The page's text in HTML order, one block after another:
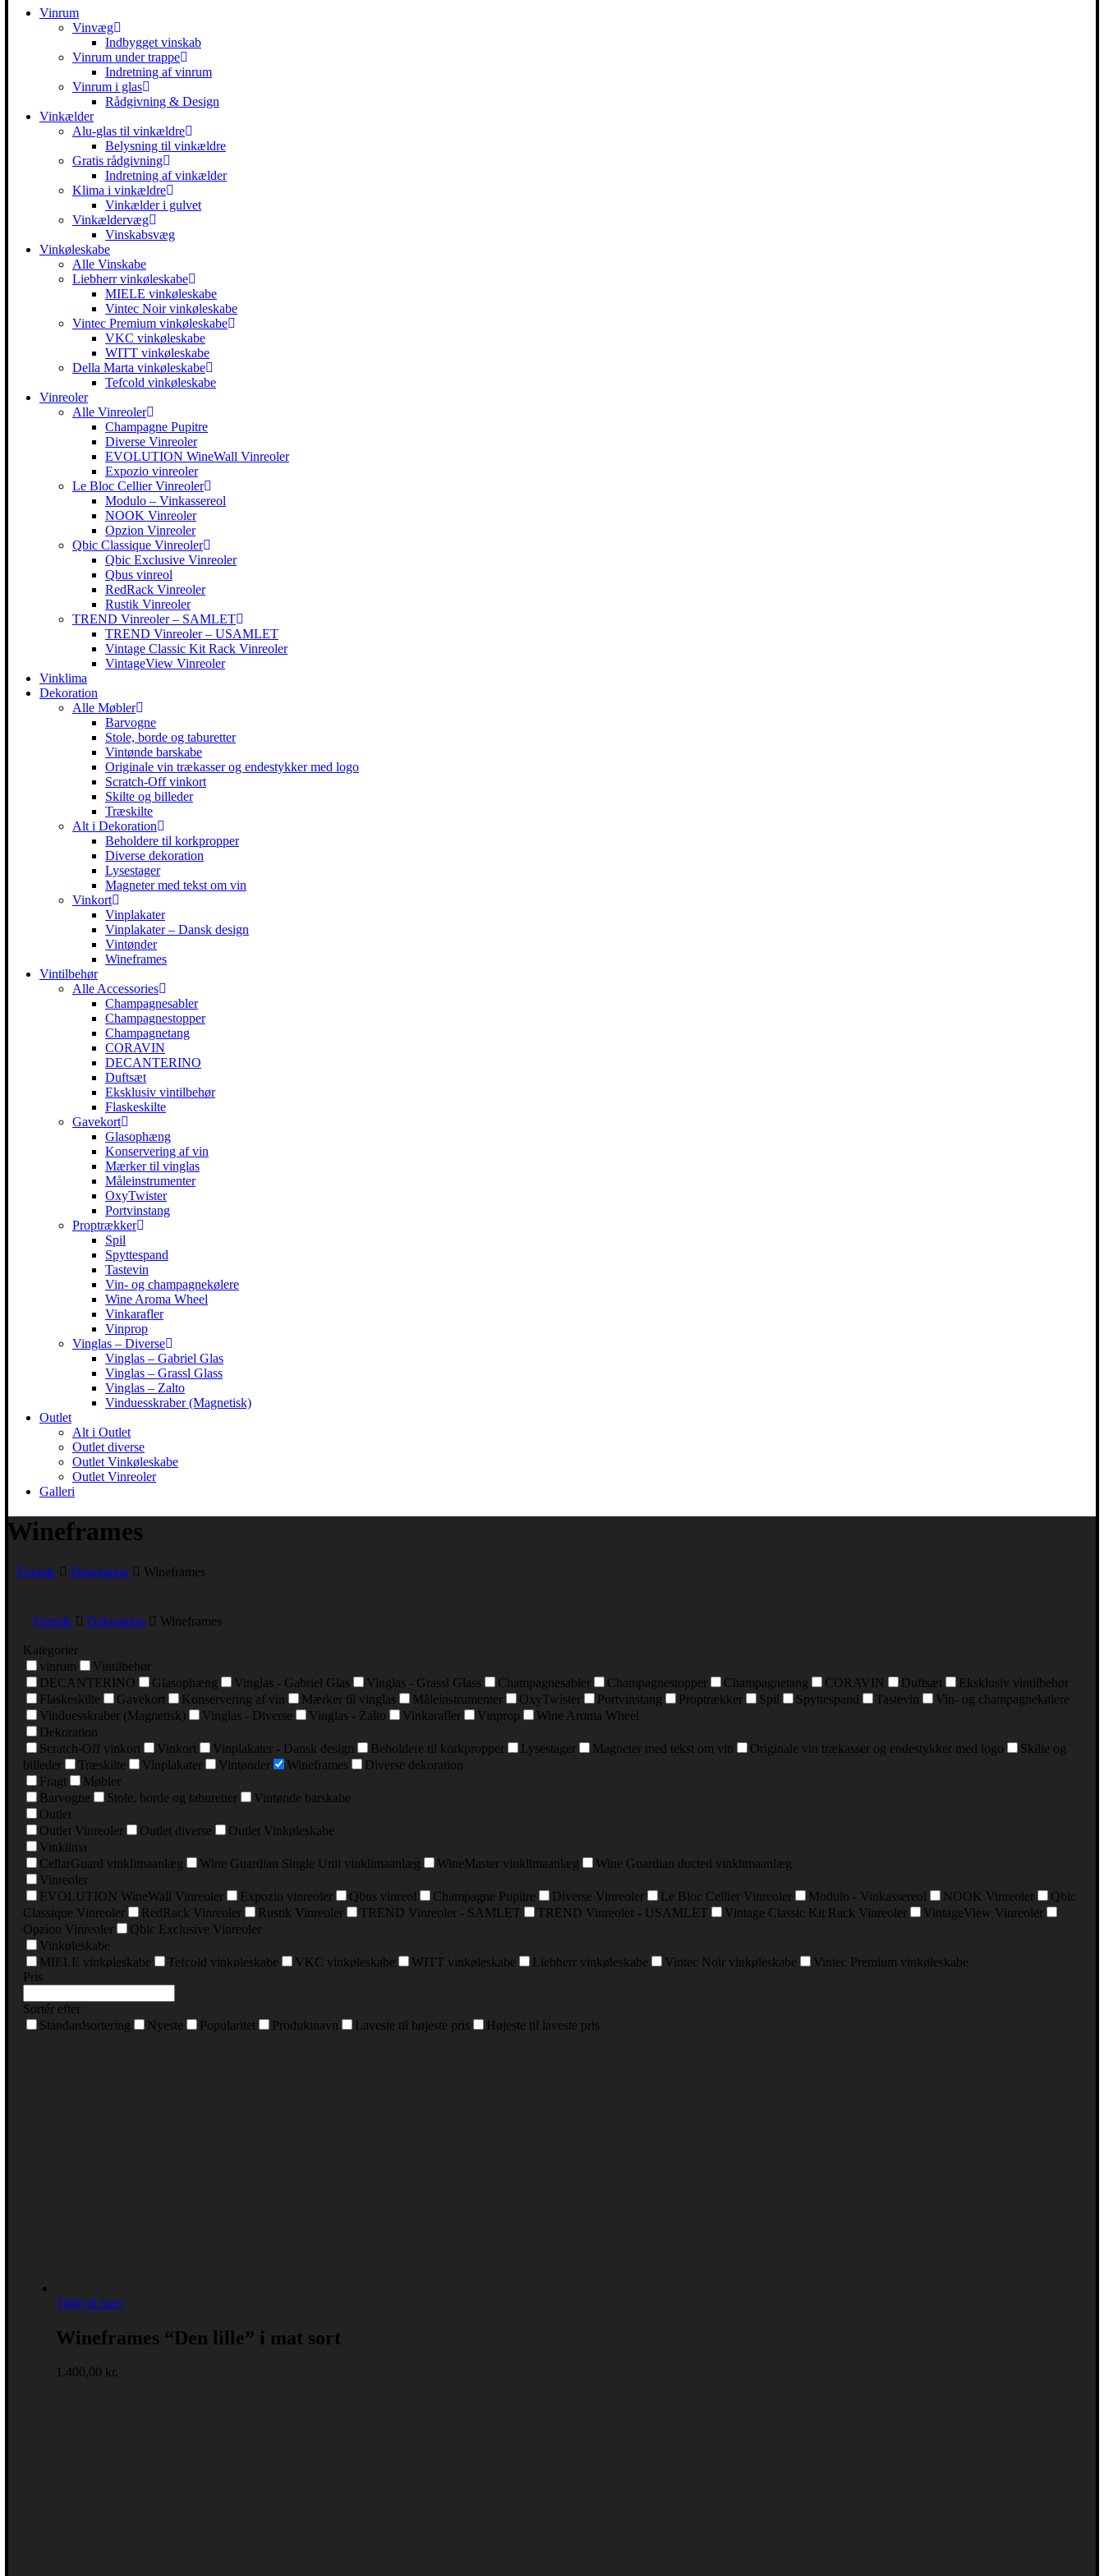
Vinrum
Vinvæg
Indbygget vinskab
Vinrum under trappe
Indretning af vinrum
Vinrum i glas
Rådgivning & Design
Vinkælder
Alu-glas til vinkældre
Belysning til vinkældre
Gratis rådgivning
Indretning af vinkælder
Klima i vinkældre
Vinkælder i gulvet
Vinkældervæg
Vinskabsvæg
Vinkøleskabe
Alle Vinskabe
Liebherr vinkøleskabe
MIELE vinkøleskabe
Vintec Noir vinkøleskabe
Vintec Premium vinkøleskabe
VKC vinkøleskabe
WITT vinkøleskabe
Della Marta vinkøleskabe
Tefcold vinkøleskabe
Vinreoler
Alle Vinreoler
Champagne Pupitre
Diverse Vinreoler
EVOLUTION WineWall Vinreoler
Expozio vinreoler
Le Bloc Cellier Vinreoler
Modulo – Vinkassereol
NOOK Vinreoler
Opzion Vinreoler
Qbic Classique Vinreoler
Qbic Exclusive Vinreoler
Qbus vinreol
RedRack Vinreoler
Rustik Vinreoler
TREND Vinreoler – SAMLET
TREND Vinreoler – USAMLET
Vintage Classic Kit Rack Vinreoler
VintageView Vinreoler
Vinklima
Dekoration
Alle Møbler
Barvogne
Stole, borde og taburetter
Vintønde barskabe
Originale vin trækasser og endestykker med logo
Scratch-Off vinkort
Skilte og billeder
Træskilte
Alt i Dekoration
Beholdere til korkpropper
Diverse dekoration
Lysestager
Magneter med tekst om vin
Vinkort
Vinplakater
Vinplakater – Dansk design
Vintønder
Wineframes
Vintilbehør
Alle Accessories
Champagnesabler
Champagnestopper
Champagnetang
CORAVIN
DECANTERINO
Duftsæt
Eksklusiv vintilbehør
Flaskeskilte
Gavekort
Glasophæng
Konservering af vin
Mærker til vinglas
Måleinstrumenter
OxyTwister
Portvinstang
Proptrækker
Spil
Spyttespand
Tastevin
Vin- og champagnekølere
Wine Aroma Wheel
Vinkarafler
Vinprop
Vinglas – Diverse
Vinglas – Gabriel Glas
Vinglas – Grassl Glass
Vinglas – Zalto
Vinduesskraber (Magnetisk)
Outlet
Alt i Outlet
Outlet diverse
Outlet Vinkøleskabe
Outlet Vinreoler
Galleri
Wineframes
Forside Dekoration Wineframes
Forside Dekoration Wineframes
Kategorier
vinrum
Vintilbehør
DECANTERINO
Glasophæng Vinglas - Gabriel Glas Vinglas - Grassl Glass Champagnesabler Champagnestopper Champagnetang CORAVIN Duftsæt
Eksklusiv vintilbehør
Flaskeskilte
Gavekort Konservering af vin Mærker til vinglas Måleinstrumenter OxyTwister Portvinstang Proptrækker Spil Spyttespand Tastevin
Vin- og champagnekølere
Vinduesskraber (Magnetisk)
Vinglas - Diverse Vinglas - Zalto Vinkarafler Vinprop
Wine Aroma Wheel
Dekoration
Scratch-Off vinkort
Vinkort Vinplakater - Dansk design Beholdere til korkpropper Lysestager Magneter med tekst om vin Originale vin trækasser og endestykker med logo
Skilte og
billeder
Træskilte Vinplakater Vintønder Wineframes
Diverse dekoration
Fragt
Møbler
Barvogne
Stole, borde og taburetter
Vintønde barskabe
Outlet
Outlet Vinreoler
Outlet diverse
Outlet Vinkøleskabe
Vinklima
CellarGuard vinklimaanlæg
Wine Guardian Single Unit vinklimaanlæg WineMaster vinklimaanlæg
Wine Guardian ducted vinklimaanlæg
Vinreoler
EVOLUTION WineWall Vinreoler
Expozio vinreoler Qbus vinreol Champagne Pupitre Diverse Vinreoler Le Bloc Cellier Vinreoler Modulo - Vinkassereol NOOK Vinreoler
Qbic
Classique Vinreoler
RedRack Vinreoler Rustik Vinreoler TREND Vinreoler - SAMLET TREND Vinreoler - USAMLET Vintage Classic Kit Rack Vinreoler
VintageView Vinreoler
Opzion Vinreoler
Qbic Exclusive Vinreoler
Vinkøleskabe
MIELE vinkøleskabe
Tefcold vinkøleskabe VKC vinkøleskabe WITT vinkøleskabe Liebherr vinkøleskabe Vintec Noir vinkøleskabe
Vintec Premium vinkøleskabe
Pris
Sortér efter
Standardsortering
Nyeste Popularitet Produktnavn Laveste til højeste pris Højeste til laveste pris
Tilføj til kurv
Wineframes “Den lille” i mat sort
1.400,00 kr.